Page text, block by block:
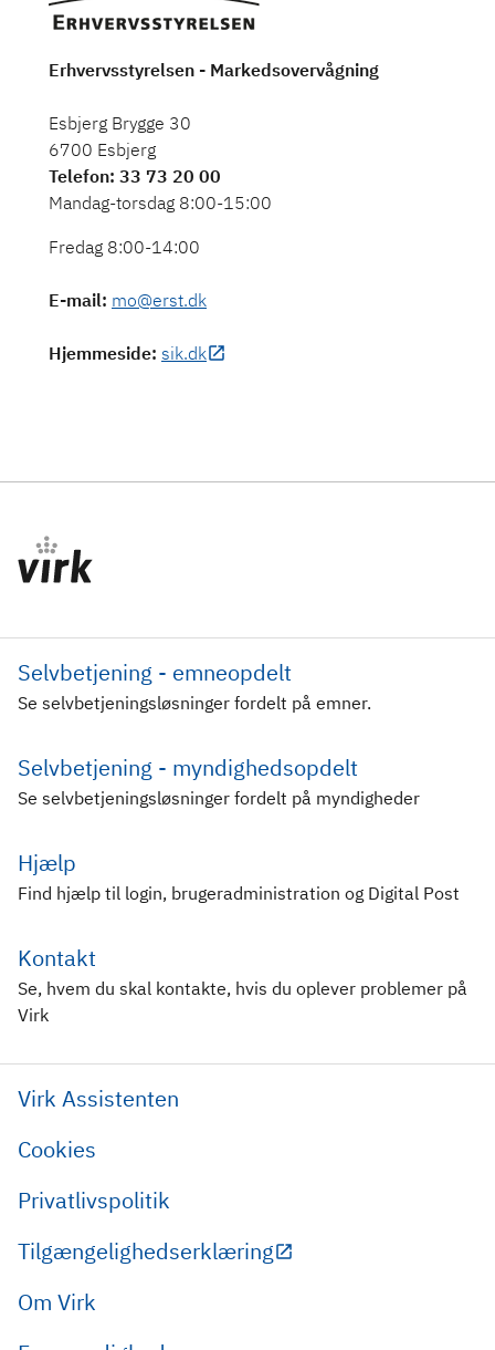
Erhvervsstyrelsen - Markedsovervågning
Esbjerg Brygge 30
6700 Esbjerg
Telefon: 33 73 20 00
Mandag-torsdag 8:00-15:00
Fredag 8:00-14:00
E-mail: mo@erst.dk
Hjemmeside: sik.dk
Selvbetjening - emneopdelt
Se selvbetjeningsløsninger fordelt på emner.
Selvbetjening - myndighedsopdelt
Se selvbetjeningsløsninger fordelt på myndigheder
Hjælp
Find hjælp til login, brugeradministration og Digital Post
Kontakt
Se, hvem du skal kontakte, hvis du oplever problemer på
Virk
Virk Assistenten
Cookies
Privatlivspolitik
Tilgængelighedserklæring
Om Virk